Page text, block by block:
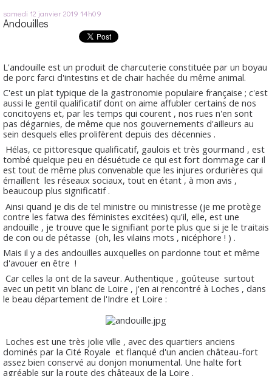
samedi 12 janvier 2019 14h09
Andouilles
L'andouille est un produit de charcuterie constituée par un boyau
de porc farci d'intestins et de chair hachée du même animal.
C'est un plat typique de la gastronomie populaire française ; c'est
aussi le gentil qualificatif dont on aime affubler certains de nos
concitoyens et, par les temps qui courent , nos rues n'en sont
pas dégarnies, de même que nos gouvernements d'ailleurs au
sein desquels elles prolifèrent depuis des décennies .
Hélas, ce pittoresque qualificatif, gaulois et très gourmand , est
tombé quelque peu en désuétude ce qui est fort dommage car il
est tout de même plus convenable que les injures ordurières qui
émaillent les réseaux sociaux, tout en étant , à mon avis ,
beaucoup plus significatif .
Ainsi quand je dis de tel ministre ou ministresse (je me protège
contre les fatwa des féministes excitées) qu'il, elle, est une
andouille , je trouve que le signifiant porte plus que si je le traitais
de con ou de pétasse (oh, les vilains mots , nicéphore ! ) .
Mais il y a des andouilles auxquelles on pardonne tout et même
d'avouer en être !
Car celles la ont de la saveur. Authentique , goûteuse surtout
avec un petit vin blanc de Loire , j'en ai rencontré à Loches , dans
le beau département de l'Indre et Loire :
Loches est une très jolie ville , avec des quartiers anciens
dominés par la Cité Royale et flanqué d'un ancien château-fort
assez bien conservé au donjon monumental. Une halte fort
agréable sur la route des châteaux de la Loire .